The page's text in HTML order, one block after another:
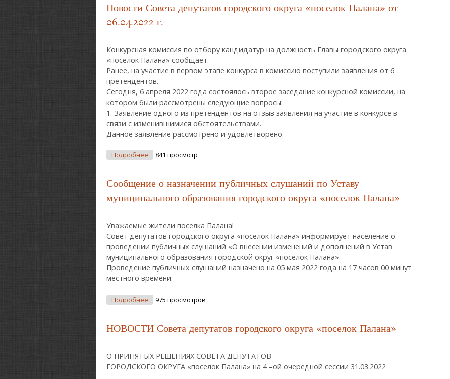
Новости Совета депутатов городского округа «поселок Палана» от
06.04.2022 г.
Конкурсная комиссия по отбору кандидатур на должность Главы городского округа
«посёлок Палана» сообщает.
Ранее, на участие в первом этапе конкурса в комиссию поступили заявления от 6
претендентов.
Сегодня, 6 апреля 2022 года состоялось второе заседание конкурсной комиссии, на
котором были рассмотрены следующие вопросы:
1. Заявление одного из претендентов на отзыв заявления на участие в конкурсе в
связи с изменившимися обстоятельствами.
Данное заявление рассмотрено и удовлетворено.
Подробнее О Новости Совета Депутатов Городского Округа «поселок Палана» От 06.04.2022 Г.
841 просмотр
Сообщение о назначении публичных слушаний по Уставу
муниципального образования городского округа «поселок Палана»
Уважаемые жители поселка Палана!
Совет депутатов городского округа «поселок Палана» информирует население о
проведении публичных слушаний «О внесении изменений и дополнений в Устав
муниципального образования городской округ «поселок Палана».
Проведение публичных слушаний назначено на 05 мая 2022 года на 17 часов 00 минут
местного времени.
Подробнее О Сообщение О Назначении Публичных Слушаний По Уставу Муниципального Образования
975 просмотров
НОВОСТИ Совета депутатов городского округа «поселок Палана»
О ПРИНЯТЫХ РЕШЕНИЯХ СОВЕТА ДЕПУТАТОВ
ГОРОДСКОГО ОКРУГА «поселок Палана» на 4 –ой очередной сессии 31.03.2022